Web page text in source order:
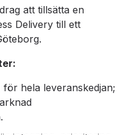
att tillsätta en
Delivery till ett
hela leveranskedjan;